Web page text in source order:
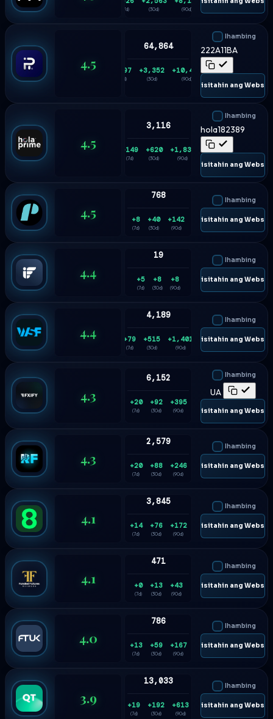
(7d) (30d) (90d)
4.5
64,864
+897
(7d)
+3,352
(30d)
+10,434
(90d)
Ihambing
222A11BA
🌐 Bisitahin ang
4.5
3,116
+149
(7d)
+620
(30d)
+1,835
(90d)
Ihambing
hola182389
🌐 Bisitahin ang
4.5
768
+8
(7d)
+40
(30d)
+142
(90d)
Ihambing
🌐 Bisitahin ang
4.4
19
+5
(7d)
+8
(30d)
+8
(90d)
Ihambing
🌐 Bisitahin ang
4.4
4,189
+79
(7d)
+515
(30d)
+1,401
(90d)
Ihambing
🌐 Bisitahin ang
4.3
6,152
+20
(7d)
+92
(30d)
+395
(90d)
Ihambing
UA
🌐 Bisitahin ang
4.3
2,579
+20
(7d)
+88
(30d)
+246
(90d)
Ihambing
🌐 Bisitahin ang
4.1
3,845
+14
(7d)
+76
(30d)
+172
(90d)
Ihambing
🌐 Bisitahin ang
4.1
471
+0
(7d)
+13
(30d)
+43
(90d)
Ihambing
🌐 Bisitahin ang
4.0
786
+13
(7d)
+59
(30d)
+167
(90d)
Ihambing
🌐 Bisitahin ang
3.9
13,033
+19
(7d)
+192
(30d)
+613
(90d)
Ihambing
🌐 Bisitahin ang